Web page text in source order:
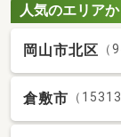
人気のエリア
岡山市北区 （
倉敷市 （